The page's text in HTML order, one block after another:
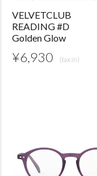
VELVETCLUB
READING #D
Golden Glow
¥6,930